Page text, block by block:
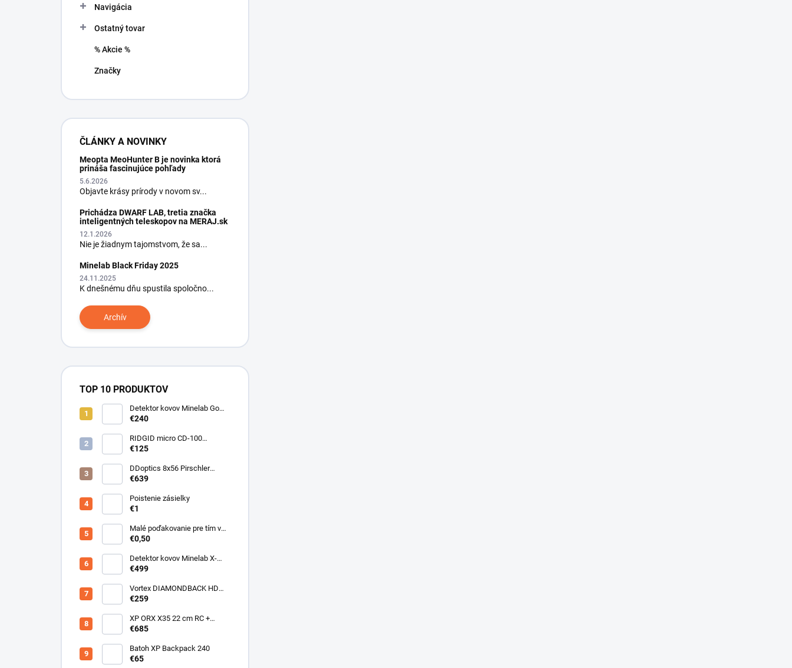
Navigácia
Ostatný tovar
% Akcie %
Značky
ČLÁNKY A NOVINKY
Meopta MeoHunter B je novinka ktorá
prináša fascinujúce pohľady
5.6.2026
Objavte krásy prírody v novom sv...
Prichádza DWARF LAB, tretia značka
inteligentných teleskopov na MERAJ.sk
12.1.2026
Nie je žiadnym tajomstvom, že sa...
Minelab Black Friday 2025
24.11.2025
K dnešnému dňu spustila spoločno...
Archív
TOP 10 PRODUKTOV
Detektor kovov Minelab Go
Find 66
€240
RIDGID micro CD-100
Detektor horľavých plynov
€125
DDoptics 8x56 Pirschler
Gen.3 Magnesium zelený
€639
Poistenie zásielky
€1
Malé poďakovanie pre tím v
sklade
€0,50
Detektor kovov Minelab X-
Terra ELITE pinpoiter set
€499
Vortex DIAMONDBACK HD
10X50
€259
XP ORX X35 22 cm RC +
bezdrôtové slúchadlá
€685
Batoh XP Backpack 240
€65